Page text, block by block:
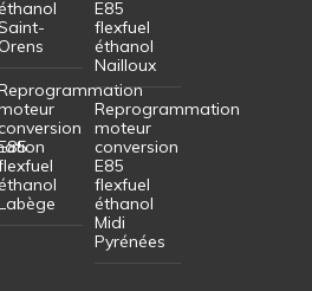
Orens
E85
flexfuel
éthanol
Nailloux
Reprogrammation
moteur
conversion
E85
flexfuel
éthanol
Midi
Pyrénées